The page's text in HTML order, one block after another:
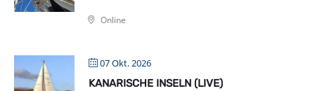
Online
07 Okt. 2026
KANARISCHE INSELN (LIVE)